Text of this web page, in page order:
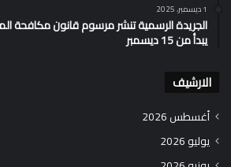
1 ديسمبر، 2025
الجريدة الرسمية تنشر مرسوم قانون مكافحة
يبدأ من 15 ديسمبر
الارشيف
أغسطس 2026
يوليو 2026